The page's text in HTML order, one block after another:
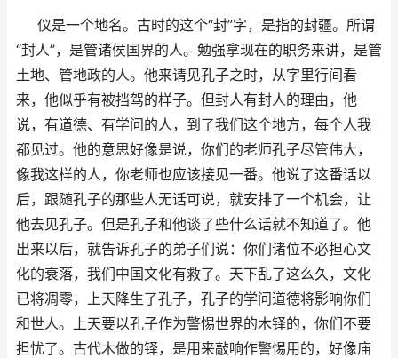
仪是一个地名。古时的这个“封”字，是指的封疆。所谓
“封人”，是管诸侯国界的人。勉强拿现在的职务来讲，是管
土地、管地政的人。他来请见孔子之时，从字里行间看
来，他似乎有被挡驾的样子。但封人有封人的理由，他
说，有道德、有学问的人，到了我们这个地方，每个人我
都见过。他的意思好像是说，你们的老师孔子尽管伟大，
像我这样的人，你老师也应该接见一番。他说了这番话以
后，跟随孔子的那些人无话可说，就安排了一个机会，让
他去见孔子。但是孔子和他谈了些什么话就不知道了。他
出来以后，就告诉孔子的弟子们说：你们诸位不必担心文
化的衰落，我们中国文化有救了。天下乱了这么久，文化
已将凋零，上天降生了孔子，孔子的学问道德将影响你们
和世人。上天要以孔子作为警惕世界的木铎的，你们不要
担忧了。古代木做的铎，是用来敲响作警惕用的，好像庙